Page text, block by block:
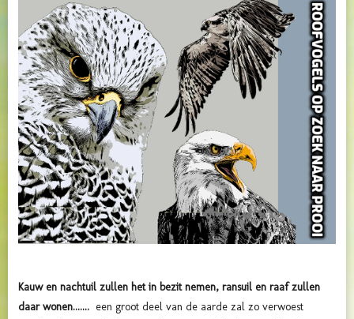
Kauw en nachtuil zullen het in bezit nemen, ransuil en raaf zullen
daar wonen....... een groot deel van de aarde zal zo verwoest